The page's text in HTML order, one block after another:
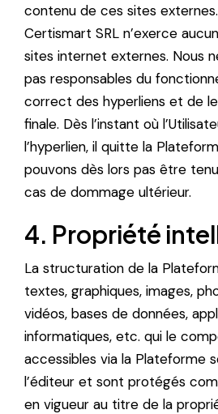
contenu de ces sites externes.
Certismart SRL n’exerce
sites internet externes. Nous
pas responsables du
correct des hyperliens et de
finale. Dès l’instant où
l’hyperlien, il quitte la
pouvons dès lors pas être
cas de dommage ultérieur.
4. Propriété
La structuration de la
textes, graphiques, images,
vidéos, bases de données,
informatiques, etc. qui le
accessibles via la Plateforme
l’éditeur et sont protégés
en vigueur au titre de la